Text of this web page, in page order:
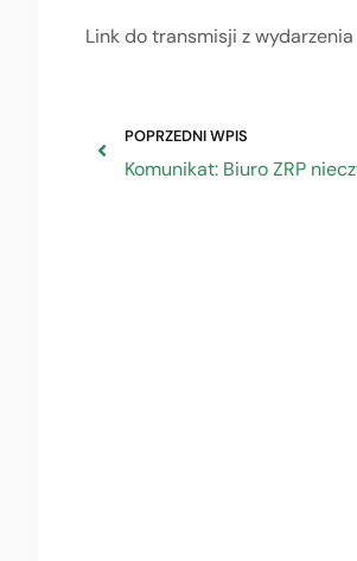
Link do transmisji z wydarzenia
POPRZEDNI WPIS